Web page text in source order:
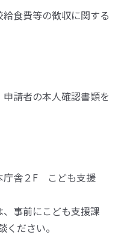
食費等の徴収に関する
請者の本人確認書類を
庁舎２F こども支援
事前にこども支援課
ください。